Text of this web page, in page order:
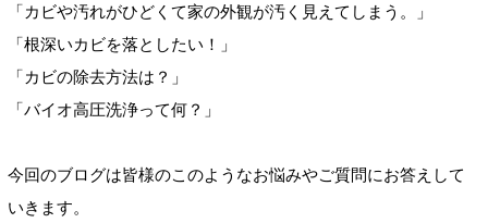
「カビや汚れがひどくて家の外観が汚く見えてしまう。」
「根深いカビを落としたい！」
「カビの除去方法は？」
「バイオ高圧洗浄って何？」
今回のブログは皆様のこのようなお悩みやご質問にお答えして
いきます。